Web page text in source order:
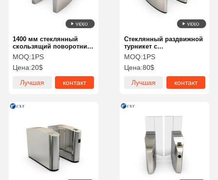
Стеклянный раздвижной
турникет с
электромагнитным
замком и интерфейсом
связи TCP/IP для
безопасного контроля
доступа и защиты от
MOQ:1PS
Цена:80$
Лучшая
контакт
1400 мм стеклянный
скользящий поворотник
с защитной защитой от
зажима, интеграцией
аварийной пожарной
сигнализации и
электромагнитным
замком для офисных
MOQ:1PS
Цена:20$
Лучшая
контакт